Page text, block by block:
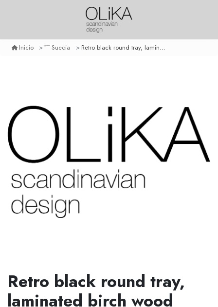
Inicio Suecia Retro black round tray, laminated birch wood betula pendula
Retro black round tray,
laminated birch wood